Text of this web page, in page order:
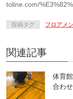
toline.com/
投稿タグ フロアメ
関連記事
体育
合わ